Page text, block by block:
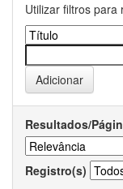
Utilizar filtros para
Resultados/
Registro(s)